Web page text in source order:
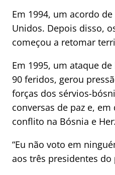
Em 1994, um acordo
Unidos. Depois disso,
começou a retomar
Em 1995, um ataque
90 feridos, gerou
forças dos sérvios-
conversas de paz e,
conflito na Bósnia e
“Eu não voto em
aos três presidentes do